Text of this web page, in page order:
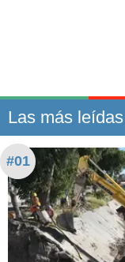
Las más leídas
#01